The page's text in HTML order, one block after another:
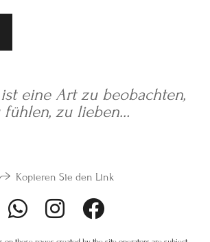
eine Art zu beobachten,
fühlen, zu lieben…
Kopieren Sie den Link